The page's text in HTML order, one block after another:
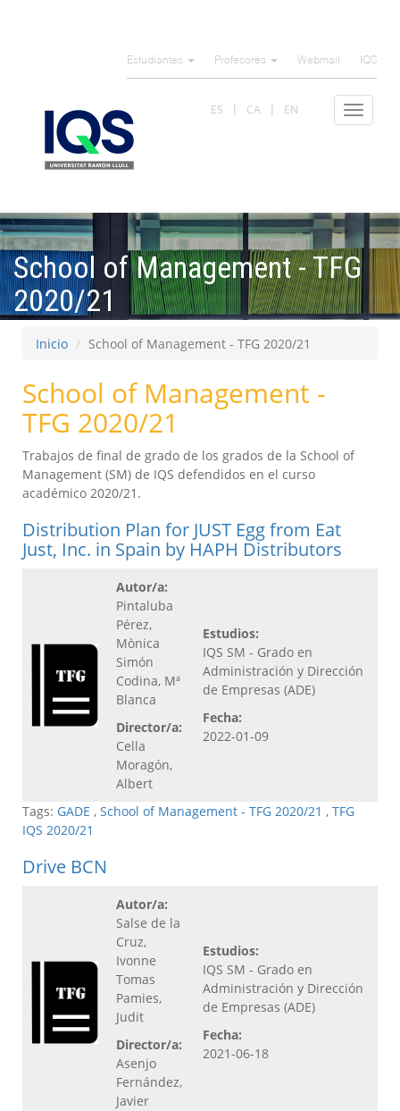
Estudiantes Profesores Webmail IQS
Toggle
ES CA EN
School of Management - TFG
2020/21
Inicio School of Management - TFG 2020/21
School of Management -
TFG 2020/21
Trabajos de final de grado de los grados de la School of
Management (SM) de IQS defendidos en el curso
académico 2020/21.
Distribution Plan for JUST Egg from Eat
Just, Inc. in Spain by HAPH Distributors
Autor/a:
Pintaluba
Pérez,
Mònica
Simón
Codina, Mª
Blanca
Director/a:
Cella
Moragón,
Albert
Estudios:
IQS SM - Grado en
Administración y Dirección
de Empresas (ADE)
Fecha:
2022-01-09
Tags: GADE , School of Management - TFG 2020/21 , TFG
IQS 2020/21
Drive BCN
Autor/a:
Salse de la
Cruz,
Ivonne
Tomas
Pamies,
Judit
Director/a:
Asenjo
Fernández,
Javier
Estudios:
IQS SM - Grado en
Administración y Dirección
de Empresas (ADE)
Fecha:
2021-06-18